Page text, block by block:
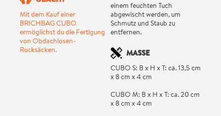
Mit dem Kauf einer
BRICHBAG CUBO
ermöglichst du die Fertigung
von Obdachlosen-
Rucksäcken.
einem feuchten Tuch
abgewischt werden, um
Schmutz und Staub zu
entfernen.
MASSE
CUBO S: B x H x T: ca. 13,5 cm
x 8 cm x 4 cm
CUBO M: B x H x T: ca. 20 cm
x 8 cm x 4 cm